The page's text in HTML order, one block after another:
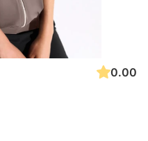
0.00